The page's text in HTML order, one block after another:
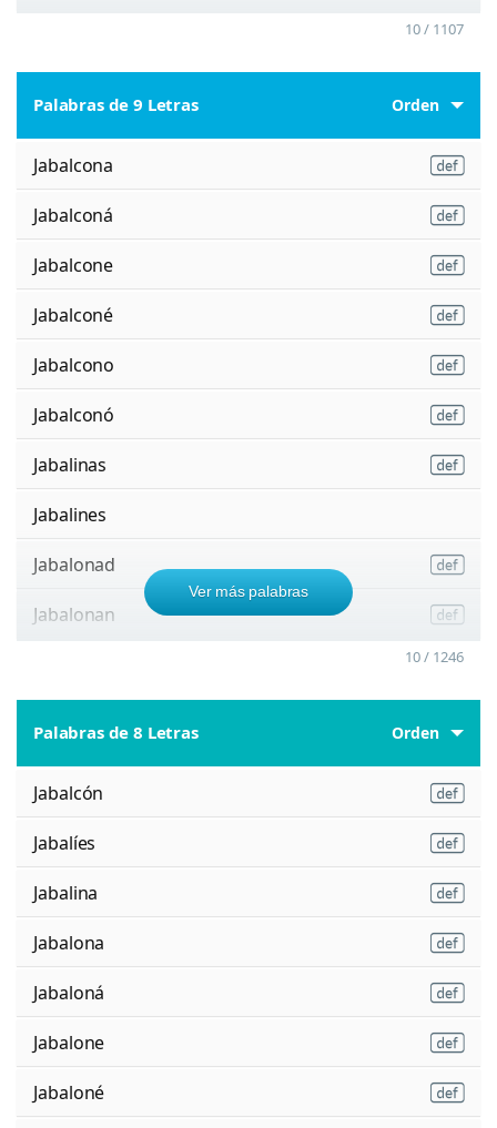
10 / 1107
Palabras de 9 Letras Orden
Jabalcona
Jabalconá
Jabalcone
Jabalconé
Jabalcono
Jabalconó
Jabalinas
Jabalines
Jabalonad
Jabalonan
Ver más palabras
10 / 1246
Palabras de 8 Letras Orden
Jabalcón
Jabalíes
Jabalina
Jabalona
Jabaloná
Jabalone
Jabaloné